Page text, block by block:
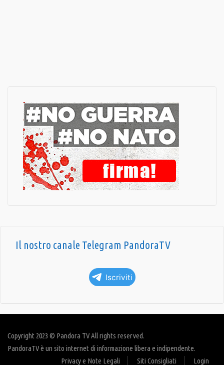
Il nostro canale Telegram PandoraTV
Iscriviti
Copyright 2023 © Pandora TV All rights reserved.
PandoraTV è un sito internet di informazione libera e indipendente.
Privacy e Note Legali
Siti Consigliati Login